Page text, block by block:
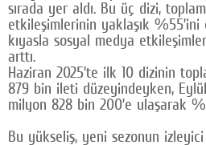
sırada yer aldı. Bu üç dizi,
etkileşimlerinin yaklaşık %55’ini
kıyasla sosyal medya
arttı.
Haziran 2025’te ilk 10 dizinin
879 bin ileti düzeyindeyken,
milyon 828 bin 200’e ulaşarak
Bu yükseliş, yeni sezonun